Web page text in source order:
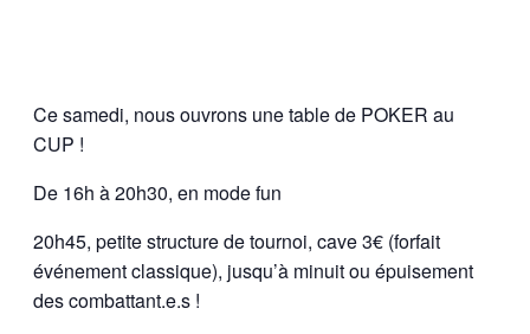
Ce samedi, nous ouvrons une table de POKER au
CUP !
De 16h à 20h30, en mode fun
20h45, petite structure de tournoi, cave 3€ (forfait
événement classique), jusqu’à minuit ou épuisement
des combattant.e.s !